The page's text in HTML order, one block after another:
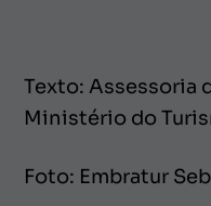
Texto: Assessoria
Ministério do
Foto: Embratur